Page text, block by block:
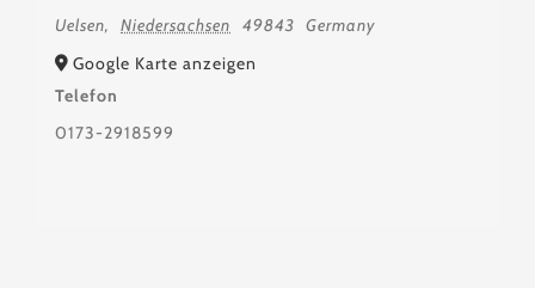
Uelsen, Niedersachsen 49843 Germany
Google Karte anzeigen
Telefon
0173-2918599